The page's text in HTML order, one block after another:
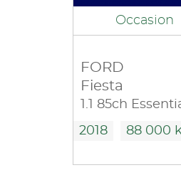
Occasion
FORD
Fiesta
2018 88 000